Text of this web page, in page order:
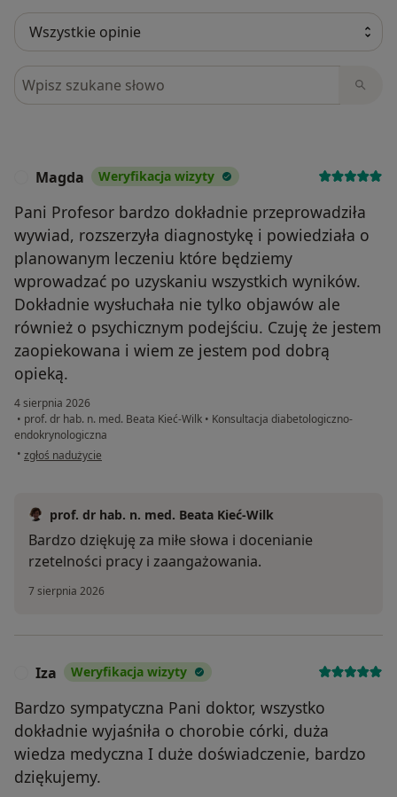
Szukaj w opiniach
Magda Weryfikacja wizyty
Pani Profesor bardzo dokładnie przeprowadziła
wywiad, rozszerzyła diagnostykę i powiedziała o
planowanym leczeniu które będziemy
wprowadzać po uzyskaniu wszystkich wyników.
Dokładnie wysłuchała nie tylko objawów ale
również o psychicznym podejściu. Czuję że jestem
zaopiekowana i wiem ze jestem pod dobrą
opieką.
4 sierpnia 2026
• prof. dr hab. n. med. Beata Kieć-Wilk • Konsultacja diabetologiczno-
endokrynologiczna
• w opinii użytkownika Magda
zgłoś nadużycie
prof. dr hab. n. med. Beata Kieć-Wilk
Bardzo dziękuję za miłe słowa i docenianie
rzetelności pracy i zaangażowania.
7 sierpnia 2026
Iza Weryfikacja wizyty
Bardzo sympatyczna Pani doktor, wszystko
dokładnie wyjaśniła o chorobie córki, duża
wiedza medyczna I duże doświadczenie, bardzo
dziękujemy.